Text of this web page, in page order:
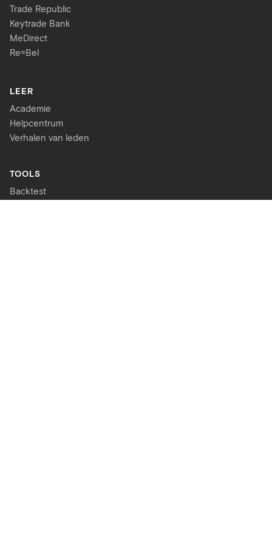
Trade Republic
Keytrade Bank
MeDirect
Re=Bel
LEER
Academie
Helpcentrum
Verhalen van leden
TOOLS
Backtest